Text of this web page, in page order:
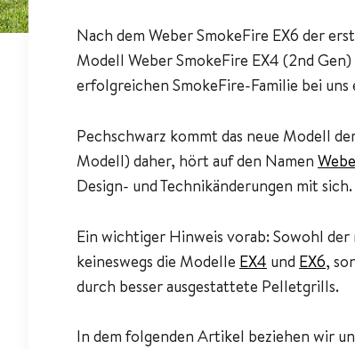
Nach dem Weber SmokeFire EX6 der
Modell Weber SmokeFire EX4 (2nd
erfolgreichen SmokeFire-Familie bei
Pechschwarz kommt das neue Modell
Modell) daher, hört auf den Namen
Design- und Technikänderungen mit sich.
Ein wichtiger Hinweis vorab: Sowohl der
keineswegs die Modelle EX4 und EX6,
durch besser ausgestattete Pelletgrills.
In dem folgenden Artikel beziehen wir